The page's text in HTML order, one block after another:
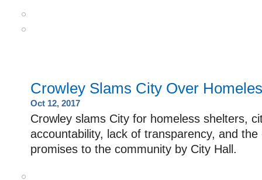
Crowley Slams City Over
Oct 12, 2017
Crowley slams City for homeless shelters,
accountability, lack of transparency, and
promises to the community by City Hall.